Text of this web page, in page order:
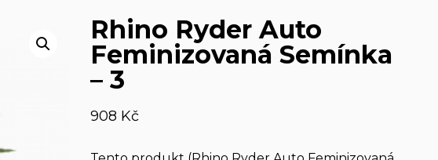
Rhino Ryder Auto
Feminizovaná Semínka
– 3
908 Kč